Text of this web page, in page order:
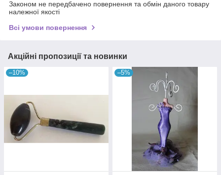
Законом не передбачено повернення та обмін даного товару
належної якості
Всі умови повернення
Акційні пропозиції та новинки
–10% –5%